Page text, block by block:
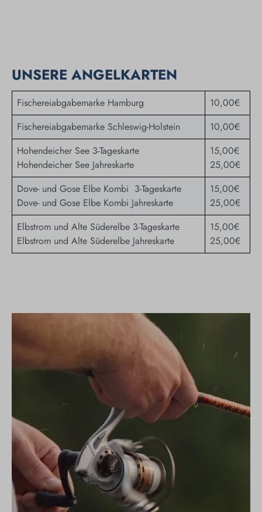
UNSERE ANGELKARTEN
Fischereiabgabemarke Hamburg
10,00€
Fischereiabgabemarke Schleswig-Holstein
10,00€
Hohendeicher See 3-Tageskarte
Hohendeicher See Jahreskarte
15,00€
25,00€
Dove- und Gose Elbe Kombi 3-Tageskarte
Dove- und Gose Elbe Kombi Jahreskarte
15,00€
25,00€
Elbstrom und Alte Süderelbe 3-Tageskarte
Elbstrom und Alte Süderelbe Jahreskarte
15,00€
25,00€